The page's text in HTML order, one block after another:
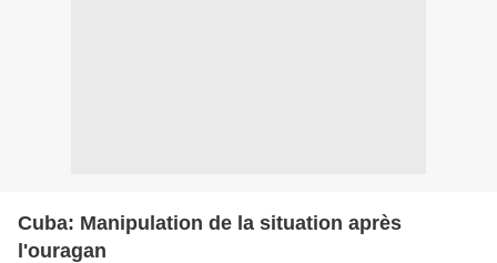
Cuba: Manipulation de la situation après
l'ouragan